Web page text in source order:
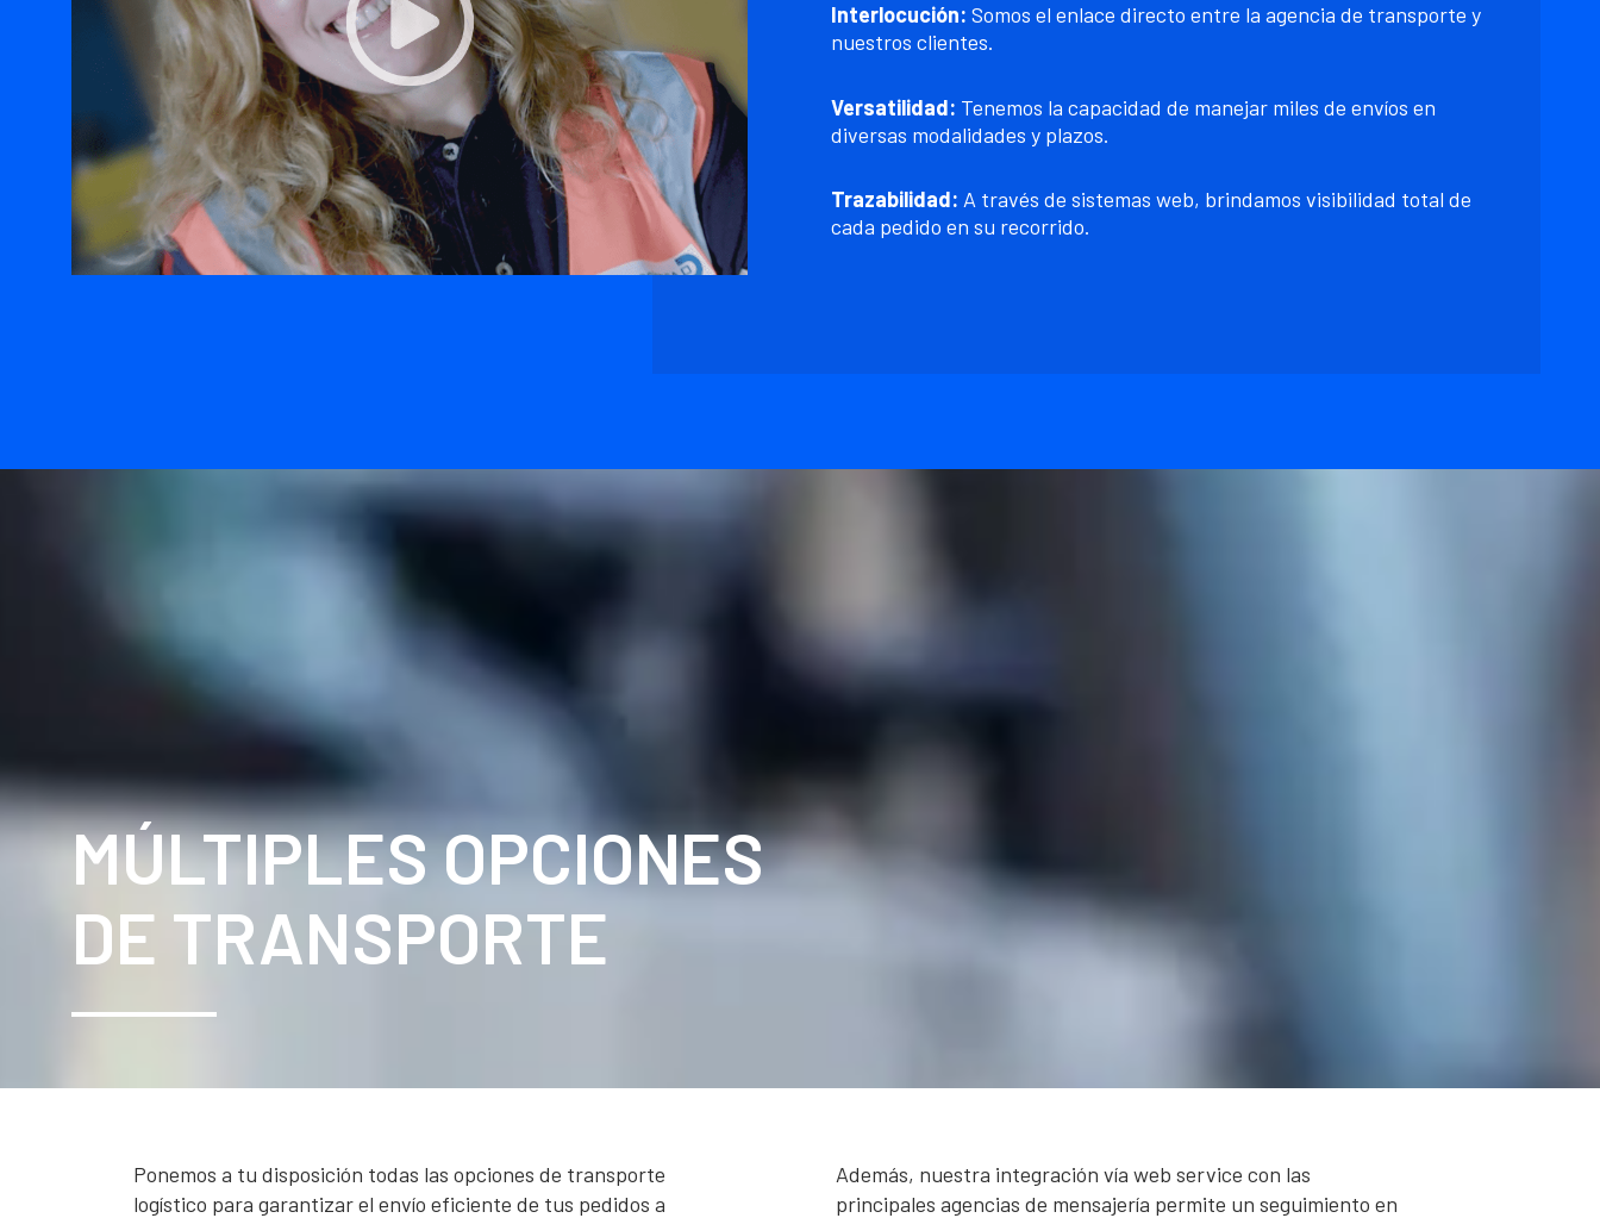
Interlocución: Somos el enlace directo entre la agencia de transporte y
nuestros clientes.
Versatilidad: Tenemos la capacidad de manejar miles de envíos en
diversas modalidades y plazos.
Trazabilidad: A través de sistemas web, brindamos visibilidad total de
cada pedido en su recorrido.
MÚLTIPLES OPCIONES
DE TRANSPORTE
Ponemos a tu disposición todas las opciones de transporte
logístico para garantizar el envío eficiente de tus pedidos a
Además, nuestra integración vía web service con las
principales agencias de mensajería permite un seguimiento en